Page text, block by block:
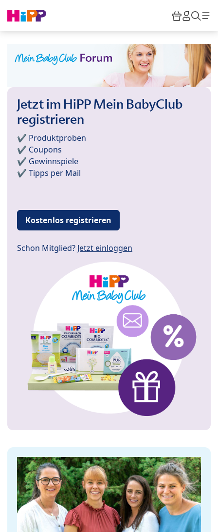
HiPP
Jetzt im HiPP Mein BabyClub
registrieren
✔️ Produktproben
✔️ Coupons
✔️ Gewinnspiele
✔️ Tipps per Mail
Kostenlos registrieren
Schon Mitglied? Jetzt einloggen